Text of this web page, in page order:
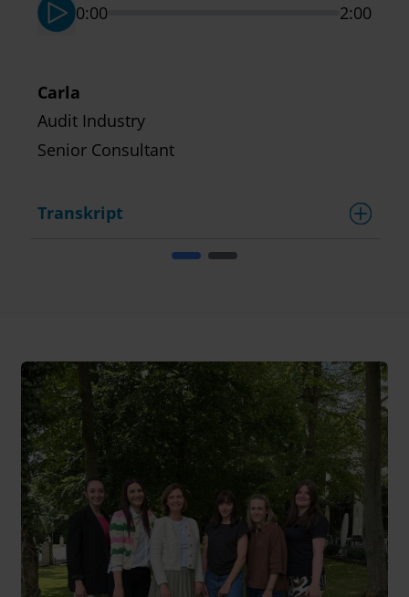
0:00 2:00
Carla
Audit Industry
Senior Consultant
Transkript